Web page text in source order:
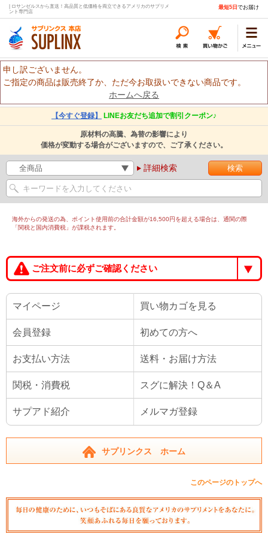
| ロサンゼルスから直送！高品質と低価格を両立できるアメリカのサプリメ
ント専門店
最短5日 でお届け
申し訳ございません。
ご指定の商品は販売終了か、ただ今お取扱いできない商品です。
ホームへ戻る
【今すぐ登録】 LINEお友だち追加で割引クーポン♪
原材料の高騰、為替の影響により
価格が変動する場合がございますので、ご了承ください。
詳細検索
海外からの発送の為、ポイント使用前の合計金額が16,500円を超える場合は、通関の際
「関税と国内消費税」が課税されます。
ご注文前に必ずご確認ください
マイページ 買い物カゴを見る
会員登録 初めての方へ
お支払い方法 送料・お届け方法
関税・消費税 スグに解決！Q＆A
サプアド紹介 メルマガ登録
サプリンクス ホーム
このページのトップへ